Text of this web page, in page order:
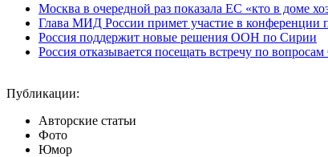
Москва в очередной раз показала ЕС «кто в доме
Глава МИД России примет участие в конференции
Россия поддержит новые решения ООН по Сирии
Россия отказывается посещать встречу по
Публикации:
Авторские статьи
Фото
Юмор